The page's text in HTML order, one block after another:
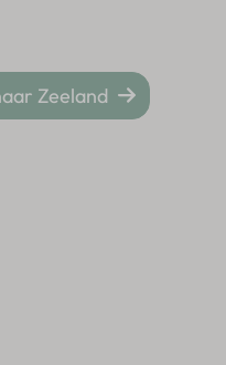
Zeeland